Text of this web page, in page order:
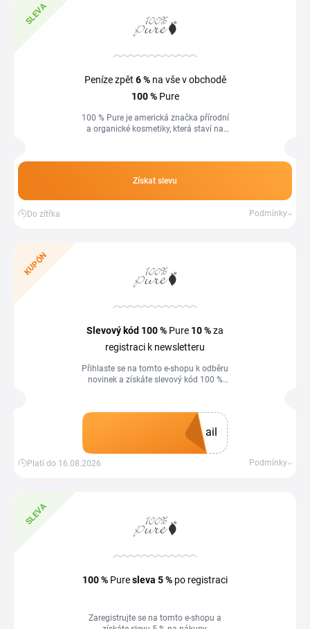
SLEVA
Peníze zpět 6 %na vše v obchodě
100 %Pure
100 % Pure je americká značka přírodní
a organické kosmetiky, která staví na
Získat slevu
Do zítřka Podmínky
KUPÓN
Slevový kód 100 % Pure 10 %za
registraci k newsletteru
Přihlaste se na tomto e-shopu k odběru
novinek a získáte slevový kód 100 %
ail
Platí do 16.08.2026 Podmínky
SLEVA
100 % Puresleva 5 % po registraci
Zaregistrujte se na tomto e-shopu a